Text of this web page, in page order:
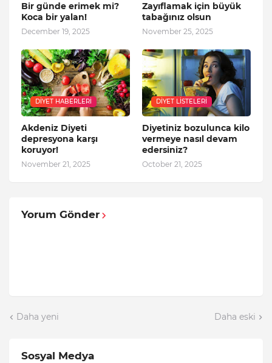
Bir günde erimek mi?
Koca bir yalan!
December 19, 2025
Zayıflamak için büyük
tabağınız olsun
November 25, 2025
DIYET HABERLERI
Akdeniz Diyeti
depresyona karşı
koruyor!
November 21, 2025
DIYET LISTELERI
Diyetiniz bozulunca kilo
vermeye nasıl devam
edersiniz?
October 21, 2025
Yorum Gönder
Daha yeni Daha eski
Sosyal Medya